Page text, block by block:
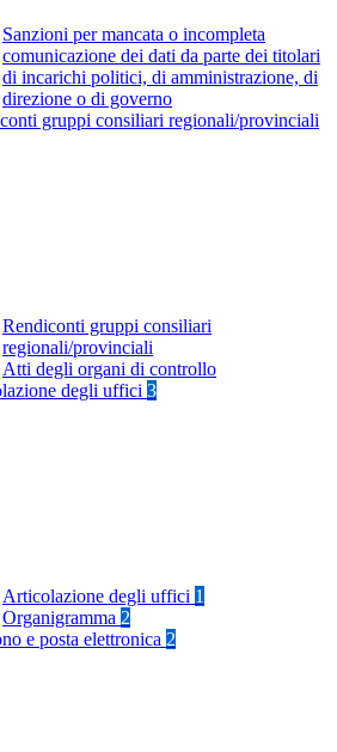
Sanzioni per mancata o incompleta
comunicazione dei dati da parte dei titolari
di incarichi politici, di amministrazione, di
direzione o di governo
gruppi consiliari regionali/provinciali
Rendiconti gruppi consiliari
regionali/provinciali
Atti degli organi di controllo
degli uffici 3
Articolazione degli uffici 1
Organigramma 2
e posta elettronica 2